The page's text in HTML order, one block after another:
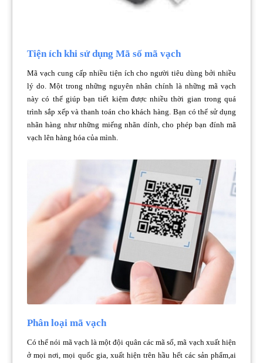
Tiện ích khi sử dụng Mã số mã vạch
Mã vạch cung cấp nhiều tiện ích cho người tiêu dùng bởi nhiều
lý do. Một trong những nguyên nhân chính là những mã vạch
này có thể giúp bạn tiết kiệm được nhiều thời gian trong quá
trình sắp xếp và thanh toán cho khách hàng. Bạn có thể sử dụng
nhãn hàng như những miếng nhãn dính, cho phép bạn đính mã
vạch lên hàng hóa của mình.
Phân loại mã vạch
Có thể nói mã vạch là một đội quân các mã số, mã vạch xuất hiện
ở mọi nơi, mọi quốc gia, xuất hiện trên hầu hết các sản phẩm,ai